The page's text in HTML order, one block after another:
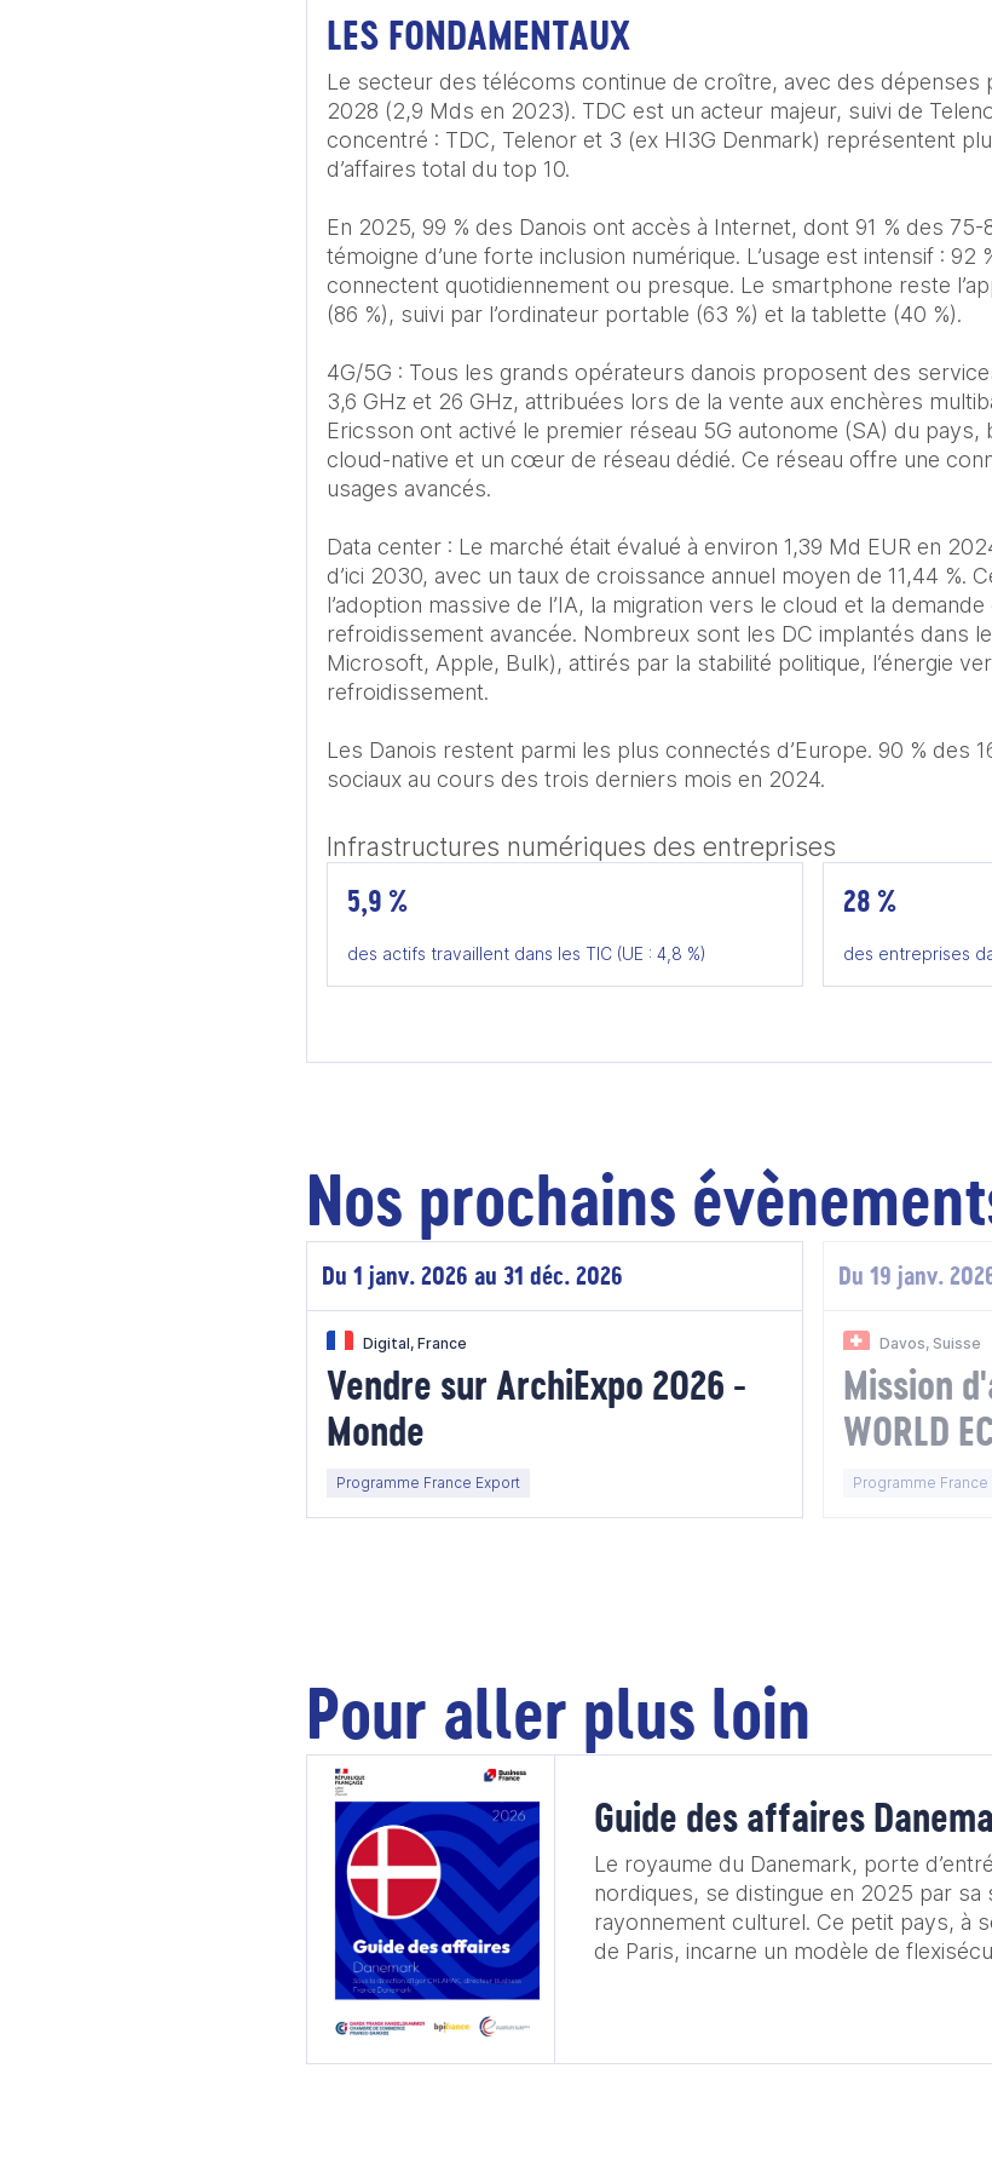
LES FONDAMENTAUX
Le secteur des télécoms continue de croître, avec des dépenses
2028 (2,9 Mds en 2023). TDC est un acteur majeur, suivi de
concentré : TDC, Telenor et 3 (ex HI3G Denmark) représentent
d’affaires total du top 10.
En 2025, 99 % des Danois ont accès à Internet, dont 91 % des
témoigne d’une forte inclusion numérique. L’usage est intensif : 92
connectent quotidiennement ou presque. Le smartphone reste
(86 %), suivi par l’ordinateur portable (63 %) et la tablette (40 %).
4G/5G : Tous les grands opérateurs danois proposent des
3,6 GHz et 26 GHz, attribuées lors de la vente aux enchères
Ericsson ont activé le premier réseau 5G autonome (SA) du pays,
cloud-native et un cœur de réseau dédié. Ce réseau offre une
usages avancés.
Data center : Le marché était évalué à environ 1,39 Md EUR en
d’ici 2030, avec un taux de croissance annuel moyen de 11,44 %.
l’adoption massive de l’IA, la migration vers le cloud et la
refroidissement avancée. Nombreux sont les DC implantés dans
Microsoft, Apple, Bulk), attirés par la stabilité politique, l’énergie
refroidissement.
Les Danois restent parmi les plus connectés d’Europe. 90 % des
sociaux au cours des trois derniers mois en 2024.
Infrastructures numériques des entreprises
5,9 %
des actifs travaillent dans les TIC (UE : 4,8 %)
28 %
des entreprises
Nos prochains
Du 1 janv. 2026 au 31 déc. 2026
Digital, France
Vendre sur ArchiExpo 2026 -
Monde
Programme France Export
Du 19 janv.
Davos, Suisse
Mission
WORLD
DAVOS
Programme France
Pour aller plus loin
Guide des affaires
Le royaume du Danemark, porte
nordiques, se distingue en 2025 par sa
rayonnement culturel. Ce petit pays, à
de Paris, incarne un modèle de
d’ici 2045. Ses efforts renforcent sa